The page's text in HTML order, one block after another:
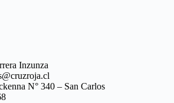
Inzunza
N° 340 – San Carlos